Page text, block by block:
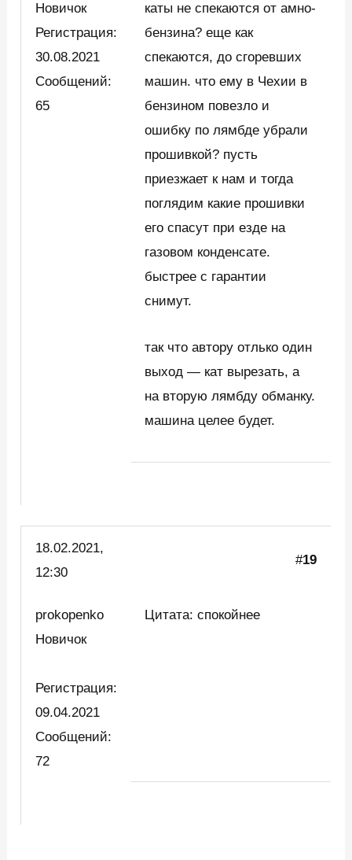
Новичок
Регистрация:
30.08.2021
Сообщений:
65
каты не спекаются от амно-
бензина? еще как
спекаются, до сгоревших
машин. что ему в Чехии в
бензином повезло и
ошибку по лямбде убрали
прошивкой? пусть
приезжает к нам и тогда
поглядим какие прошивки
его спасут при езде на
газовом конденсате.
быстрее с гарантии
снимут.
так что автору отлько один
выход — кат вырезать, а
на вторую лямбду обманку.
машина целее будет.
18.02.2021,
12:30
#19
prokopenko
Новичок
Регистрация:
09.04.2021
Сообщений:
72
Цитата: спокойнее